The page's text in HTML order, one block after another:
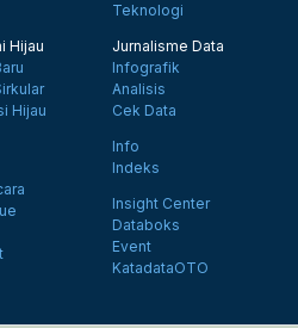
Teknologi
Hijau
Hijau
Jurnalisme Data
Infografik
Analisis
Cek Data
Info
Indeks
Insight Center
Databoks
Event
KatadataOTO